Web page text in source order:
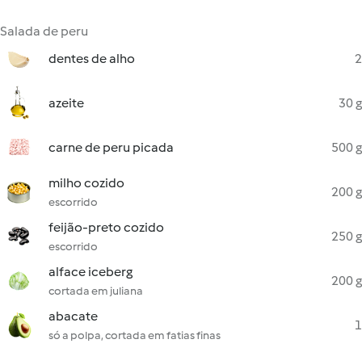
Salada de peru
dentes de alho
2
azeite 30 g
carne de peru picada 500 g
milho cozido
escorrido
200 g
feijão-preto cozido
escorrido
250 g
alface iceberg
cortada em juliana
200 g
abacate
só a polpa, cortada em fatias finas
1